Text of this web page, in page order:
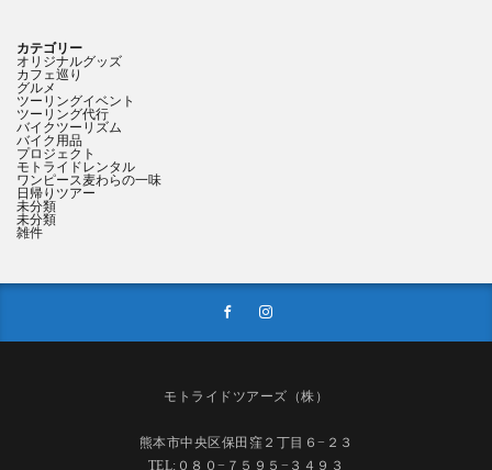
カテゴリー
オリジナルグッズ
カフェ巡り
グルメ
ツーリングイベント
ツーリング代行
バイクツーリズム
バイク用品
プロジェクト
モトライドレンタル
ワンピース麦わらの一味
日帰りツアー
未分類
未分類
雑件
モトライドツアーズ（株）
熊本市中央区保田窪２丁目６−２３
TEL:０８０−７５９５−３４９３